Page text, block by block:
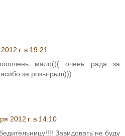
г. в 19:21
мало((( очень рада за
за розыгрыш)))
2012 г. в 14:10
Завидовать не буду